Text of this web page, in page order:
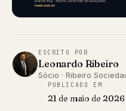
ESCRITO POR
Leonardo Ribeiro
Sócio · Ribeiro
PUBLICADO EM
21 de maio de 2026